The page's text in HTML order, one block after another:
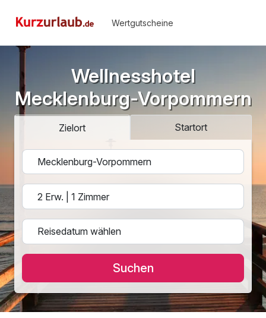
Wertgutscheine
Wellnesshotel
Mecklenburg-Vorpommern
Zielort Startort
Suchen